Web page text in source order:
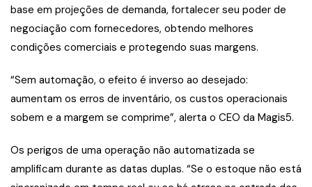
base em projeções de demanda, fortalecer seu poder de
negociação com fornecedores, obtendo melhores
condições comerciais e protegendo suas margens.
“Sem automação, o efeito é inverso ao desejado:
aumentam os erros de inventário, os custos operacionais
sobem e a margem se comprime”, alerta o CEO da Magis5.
Os perigos de uma operação não automatizada se
amplificam durante as datas duplas. “Se o estoque não está